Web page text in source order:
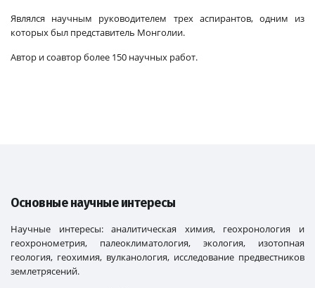
Являлся научным руководителем трех аспирантов, одним из
которых был представитель Монголии.
Автор и соавтор более 150 научных работ.
Основные научные интересы
Научные интересы: аналитическая химия, геохронология и
геохронометрия, палеоклиматология, экология, изотопная
геология, геохимия, вулканология, исследование предвестников
землетрясений.